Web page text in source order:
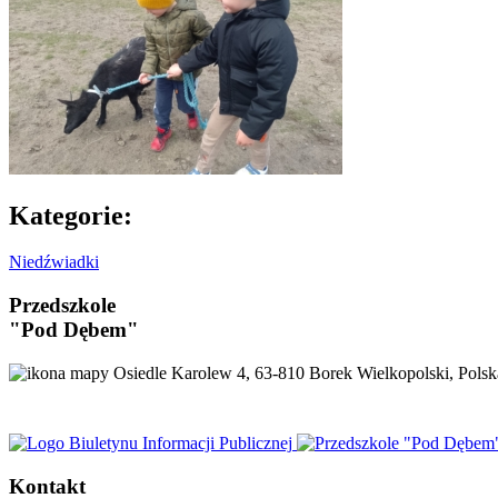
Kategorie:
Niedźwiadki
Przedszkole
"Pod Dębem"
Osiedle Karolew 4, 63-810 Borek Wielkopolski,
Kontakt